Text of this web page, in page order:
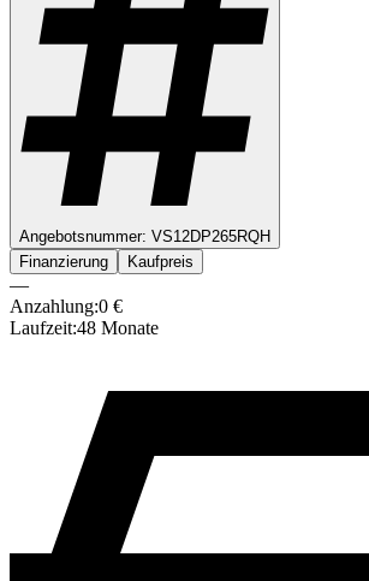
Angebotsnummer: VS12DP265RQH
Finanzierung
Kaufpreis
—
Anzahlung:0 €
Laufzeit:48 Monate